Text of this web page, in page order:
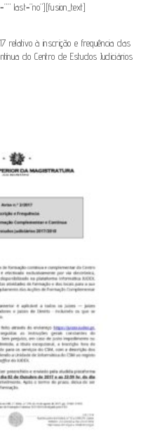
last=”no”][fusion_text]
relativo à inscrição e frequência das
do Centro de Estudos Judiciários